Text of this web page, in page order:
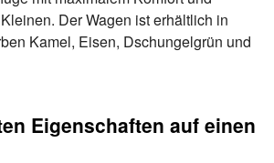
Der Wagen ist erhältlich in
Kamel, Eisen, Dschungelgrün und
Eigenschaften auf einen